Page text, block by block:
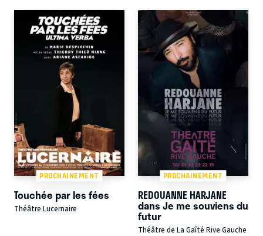
PROCHAINEMENT
Touchée par les fées
Théâtre Lucernaire
PROCHAINEMENT
REDOUANNE HARJANE
dans Je me souviens du
futur
Théâtre de La Gaîté Rive Gauche